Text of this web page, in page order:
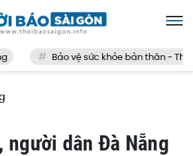
Bảo vệ sức khỏe bản thân - Thế
người dân Đà Nẵng